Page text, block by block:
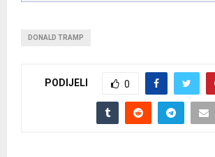
DONALD TRAMP
PODIJELI 0